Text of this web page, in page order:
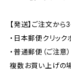
【発送】ご注文から
・日本郵便クリック
・普通郵便（ご注
複数お買い上げの